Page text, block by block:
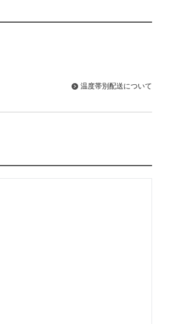
温度帯別配送について